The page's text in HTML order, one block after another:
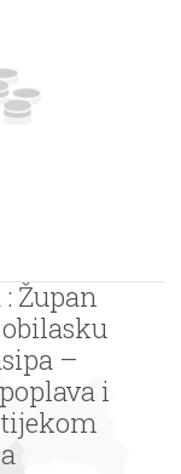
Župan
–
i